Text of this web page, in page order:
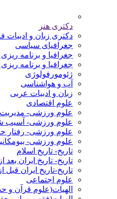
دکتری هنر
دکتری زبان و ادبیات
جغرافیای سیاسی
جغرافیا و برنامه
جغرافیا و برنامه
ژئومورفولوژی
آب و هواشناسی
زبان و ادبیات عربی
علوم اقتصادی
علوم ورزشی-
علوم ورزشی- آسیب
علوم ورزشی- رفتار
علوم ورزشی-
تاریخ- تاریخ اسلام
تاریخ- تاریخ ایران بعد
تاریخ-تاریخ ایران قبل
علوم اجتماعی
الهیات(علوم قرآن و